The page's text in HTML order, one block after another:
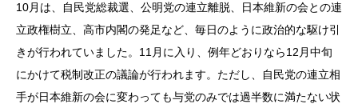
10月は、自民党総裁選、公明党の連立離脱、日本維新の会との連
立政権樹立、高市内閣の発足など、毎日のように政治的な駆け引
きが行われていました。11月に入り、例年どおりなら12月中旬
にかけて税制改正の議論が行われます。ただし、自民党の連立相
手が日本維新の会に変わっても与党のみでは過半数に満たない状